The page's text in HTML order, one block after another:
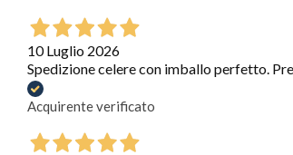
10 Luglio 2026
Spedizione celere con imballo perfetto.
Acquirente verificato